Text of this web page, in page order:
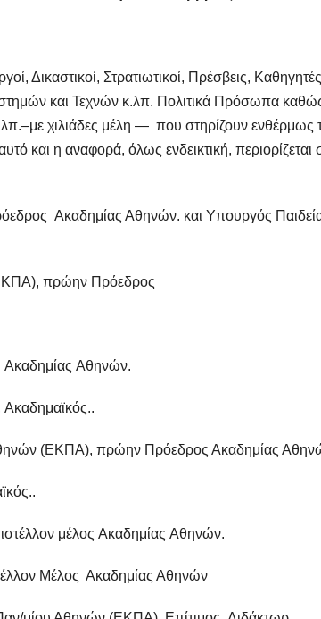
Δικαστικοί, Στρατιωτικοί, Πρέσβεις,
και Τεχνών κ.λπ. Πολιτικά Πρόσωπα
χιλιάδες μέλη — που στηρίζουν ενθέρμως
και η αναφορά, όλως ενδεικτική, περιορίζεται
Ακαδημίας Αθηνών. και Υπουργός
πρώην Πρόεδρος
Αθηνών.
(ΕΚΠΑ), πρώην Πρόεδρος Ακαδημίας
μέλος Ακαδημίας Αθηνών.
Μέλος Ακαδημίας Αθηνών